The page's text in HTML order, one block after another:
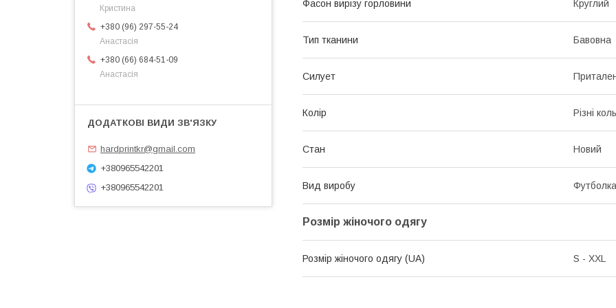
Фасон вирізу горловини Круглий
Тип тканини Бавовна
Силует
Колір Різні
Стан Новий
Вид виробу Футболка
Розмір жіночого одягу
Розмір жіночого одягу (UA) S - XXL
Кристина
+380 (96) 297-55-24
Анастасія
+380 (66) 684-51-09
Анастасія
hardprintkr@gmail.com
+380965542201
+380965542201